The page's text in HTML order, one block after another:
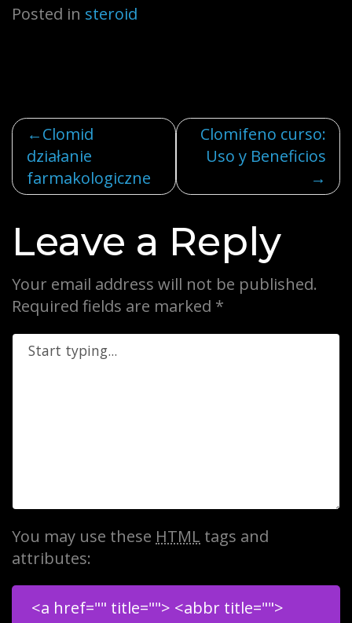
Posted in steroid
Post
navigation
Clomid
działanie
farmakologiczne
Clomifeno curso:
Uso y Beneficios
Leave a Reply
Your email address will not be published.
Required fields are marked *
You may use these HTML tags and
attributes:
<a href="" title=""> <abbr title="">